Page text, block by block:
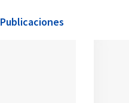
Publicaciones